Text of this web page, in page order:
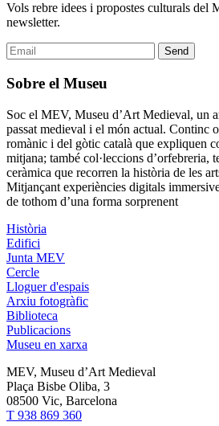
Vols rebre idees i propostes culturals del
newsletter.
Sobre el Museu
Soc el MEV, Museu d’Art Medieval, un
passat medieval i el món actual. Continc
romànic i del gòtic català que expliquen
mitjana; també col·leccions d’orfebreria,
ceràmica que recorren la història de les
Mitjançant experiències digitals
de tothom d’una forma sorprenent
Història
Edifici
Junta MEV
Cercle
Lloguer d'espais
Arxiu fotogràfic
Biblioteca
Publicacions
Museu en xarxa
MEV, Museu d’Art Medieval
Plaça Bisbe Oliba, 3
08500 Vic, Barcelona
T 938 869 360